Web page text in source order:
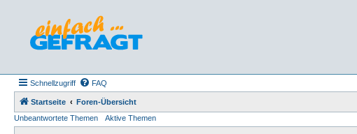
Schnellzugriff FAQ
Startseite
Foren-Übersicht
Unbeantwortete Themen
Aktive Themen